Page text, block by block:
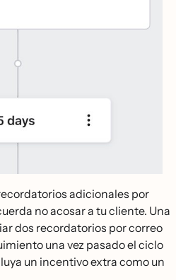
adicionales por
no acosar a tu cliente. Una
dos recordatorios por correo
una vez pasado el ciclo
un incentivo extra como un